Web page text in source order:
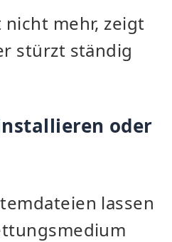
mehr, zeigt
stürzt ständig
oder
lassen